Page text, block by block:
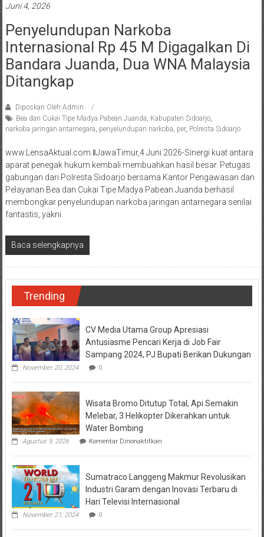
Juni 4, 2026
Penyelundupan Narkoba
Internasional Rp 45 M Digagalkan Di
Bandara Juanda, Dua WNA Malaysia
Ditangkap
Diposkan Oleh:Admin
Bea dan Cukai Tipe Madya Pabean Juanda Kabupaten Sidoarjo,
narkoba jaringan antarnegara penyelundupan narkoba per, Polresta Sidoarjo
www.LensaAktual.com.ǁJawaTimur,4 Juni 2026-Sinergi kuat antara
aparat penegak hukum kembali membuahkan hasil besar. Petugas
gabungan dari Polresta Sidoarjo bersama Kantor Pengawasan dan
Pelayanan Bea dan Cukai Tipe Madya Pabean Juanda berhasil
membongkar penyelundupan narkoba jaringan antarnegara senilai
fantastis, yakni
Baca selengkapnya
Trending
CV Media Utama Group Apresiasi
Antusiasme Pencari Kerja di Job Fair
Sampang 2024, PJ Bupati Berikan Dukungan
November 20, 2024 0
Wisata Bromo Ditutup Total, Api Semakin
Melebar, 3 Helikopter Dikerahkan untuk
Water Bombing
Agustus 9, 2026 Komentar Dinonaktifkanpada
Bromo
Total,
Semakin
Melebar,
Dikerahkan
Sumatraco Langgeng Makmur Revolusikan
Industri Garam dengan Inovasi Terbaru di
Hari Televisi Internasional
November 21, 2024 0